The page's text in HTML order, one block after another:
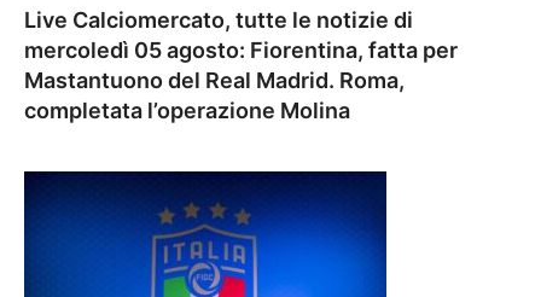
Live Calciomercato, tutte le notizie di
mercoledì 05 agosto: Fiorentina, fatta per
Mastantuono del Real Madrid. Roma,
completata l’operazione Molina